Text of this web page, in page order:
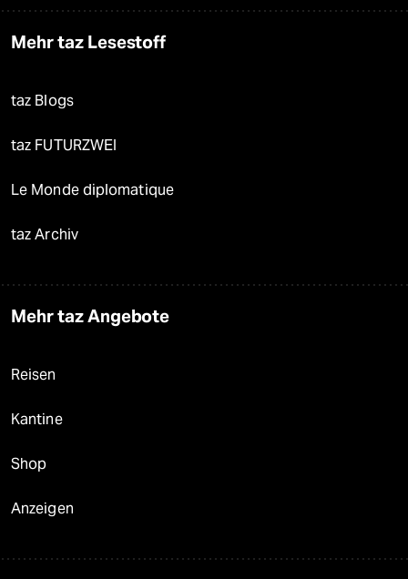
Mehr taz Lesestoff
taz Blogs
taz FUTURZWEI
Le Monde diplomatique
taz Archiv
Mehr taz Angebote
Reisen
Kantine
Shop
Anzeigen